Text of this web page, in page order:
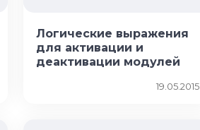
Логические выражения
для активации и
деактивации модулей
19.05.2015